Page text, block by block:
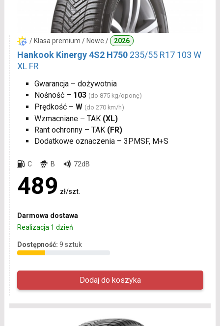
/ Klasa premium / Nowe / 2026
Hankook Kinergy 4S2 H750 235/55 R17 103 W
XL FR
Gwarancja – dożywotnia
Nośność – 103 (do 875 kg/oponę)
Prędkość – W (do 270 km/h)
Wzmacniane – TAK (XL)
Rant ochronny – TAK (FR)
Dodatkowe oznaczenia – 3PMSF, M+S
C B 72dB
489 zł/szt.
Darmowa dostawa
Realizacja 1 dzień
Dostępność: 9 sztuk